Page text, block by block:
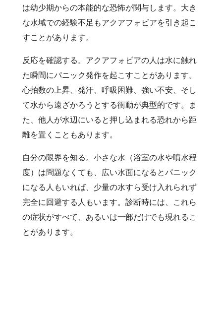
は幼少期からの本能的な恐怖が関与します。大き
な水域での経験不足もアクアフォビアを引き起こ
すことがあります。
反応を確認する。アクアフォビアの人は水に触れ
た瞬間にパニック発作を起こすことがあります。
心拍数の上昇、発汗、呼吸困難、強い不安、そし
て水から遠ざかろうとする衝動が典型的です。ま
た、他人が水辺にいると押し込まれる恐れから距
離を置くこともあります。
自分の限界を知る。小さな水（浴室の水や噴水程
度）は問題なくても、広い水面になるとパニック
になる人もいれば、少量の水すら受け入れられず
完全に回避する人もいます。診断時には、これら
の症状がすべて、あるいは一部だけでも現れるこ
とがあります。